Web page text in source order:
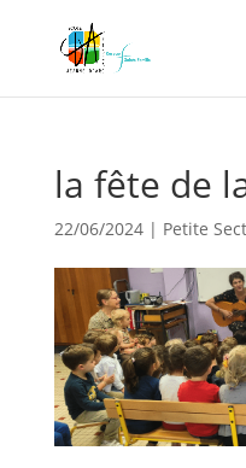
la fête de
22/06/2024| Petite